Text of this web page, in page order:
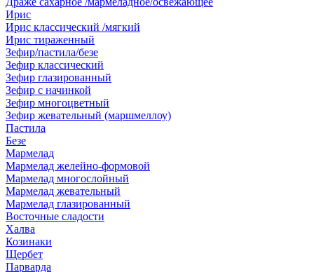
Ирис
Ирис классический /мягкий
Ирис тираженный
Зефир/пастила/безе
Зефир классический
Зефир глазированный
Зефир с начинкой
Зефир многоцветный
Зефир жевательный (маршмеллоу)
Пастила
Безе
Мармелад
Мармелад желейно-формовой
Мармелад многослойный
Мармелад жевательный
Мармелад глазированный
Восточные сладости
Халва
Козинаки
Щербет
Парварда